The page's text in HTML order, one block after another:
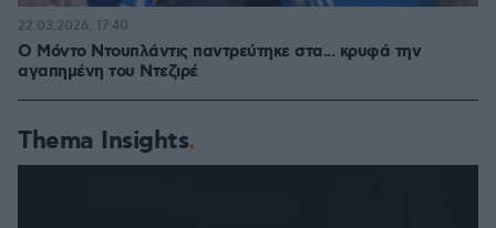
Ο Μόντο Ντουπλάντις παντρεύτηκε στα... κρυφά την
αγαπημένη του Ντεζιρέ
22.03.2026, 17:40
Thema Insights